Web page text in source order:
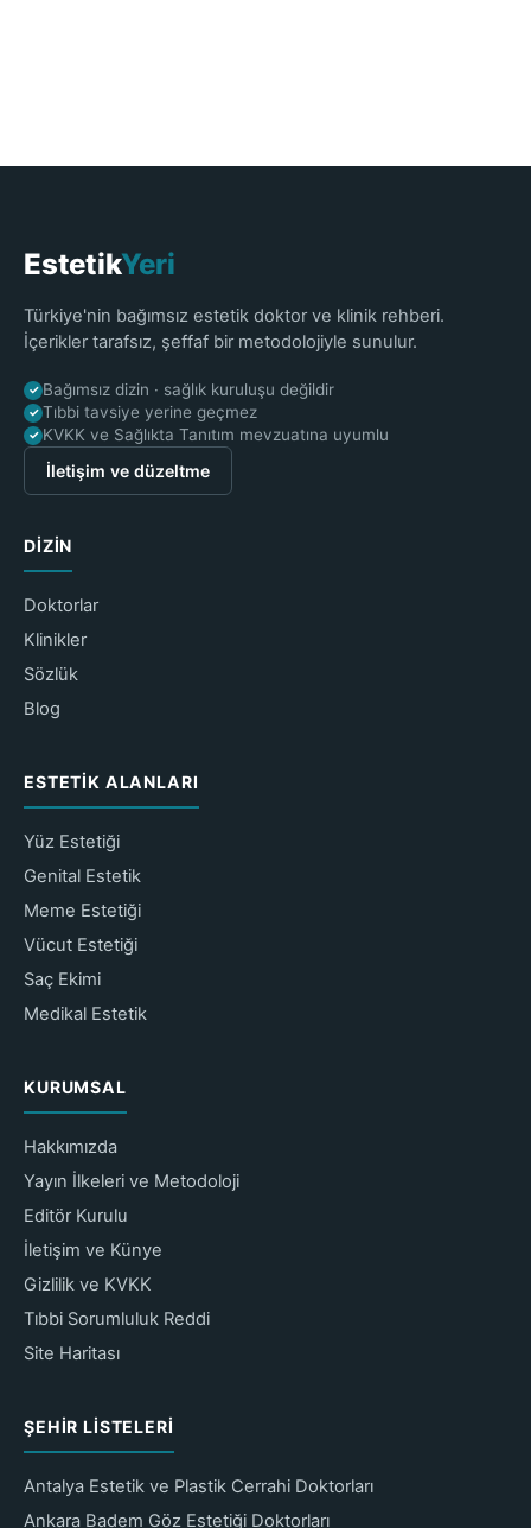
EstetikYeri
Türkiye'nin bağımsız estetik doktor ve klinik rehberi.
İçerikler tarafsız, şeffaf bir metodolojiyle sunulur.
✓ Bağımsız dizin · sağlık kuruluşu değildir
✓ Tıbbi tavsiye yerine geçmez
✓ KVKK ve Sağlıkta Tanıtım mevzuatına uyumlu
İletişim ve düzeltme
DIZIN
Doktorlar
Klinikler
Sözlük
Blog
ESTETIK ALANLARI
Yüz Estetiği
Genital Estetik
Meme Estetiği
Vücut Estetiği
Saç Ekimi
Medikal Estetik
KURUMSAL
Hakkımızda
Yayın İlkeleri ve Metodoloji
Editör Kurulu
İletişim ve Künye
Gizlilik ve KVKK
Tıbbi Sorumluluk Reddi
Site Haritası
ŞEHIR LISTELERI
Antalya Estetik ve Plastik Cerrahi Doktorları
Ankara Badem Göz Estetiği Doktorları